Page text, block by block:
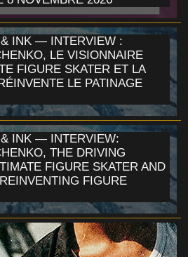
INK — INTERVIEW :
LE VISIONNAIRE
FIGURE SKATER ET LA
LE PATINAGE
INK — INTERVIEW:
THE DRIVING
FIGURE SKATER AND
FIGURE